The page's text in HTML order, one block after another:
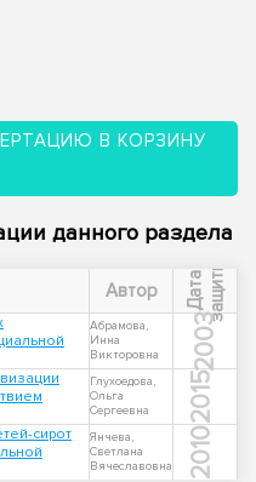
В КОРЗИНУ
данного раздела
Автор Д
а
т
а
з
а
щ
и
т ы
Абрамова,
Инна
Викторовна
2003
Глухоедова,
Ольга
Сергеевна
2015
сирот
Янчева,
Светлана
Вячеславовна
2010